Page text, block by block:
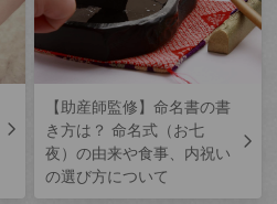
【助産師監修】命名書の書
き方は？ 命名式（お七
夜）の由来や食事、内祝い
の選び方について